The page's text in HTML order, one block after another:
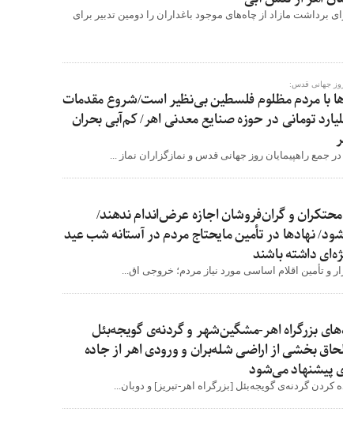
برداشت مازاد از چاه‌های موجود باغداران را دومین تدبیر برای
روز جهانی قدس:
با مردم مظلوم فلسطین بی‌نظیر است/شروع مقدمات
۱۵۰۰۰ میلیارد تومانی در حوزه صنایع معدنی اهر/ کم‌آبی بحران
جمع راهپیمایان روز جهانی قدس و نمازگزاران نماز ...
و گران‌فروشان اجازه عرض‌اندام ندهند/
نهادها در تأمین مایحتاج مردم در آستانه شب عید
داشته باشند
و تأمین اقلام اساسی مورد نیاز مردم؛ خروجی اق...
بزرگراه اهر-مشگین‌شهر و گردنه‌ی گویجه‌بئل
بخشی از اراضی شله‌بران و ورودی اهر از جاده
پیشنهاد می‌شود
گردنه‌ی گویجه‌بئل [بزرگراه اهر-تبریز] و دوبان...